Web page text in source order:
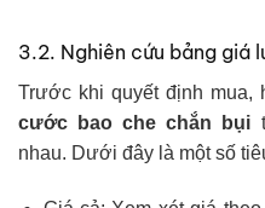
3.2. Nghiên cứu bảng giá
Trước khi quyết định mua,
cước bao che chắn bụi
nhau. Dưới đây là một số